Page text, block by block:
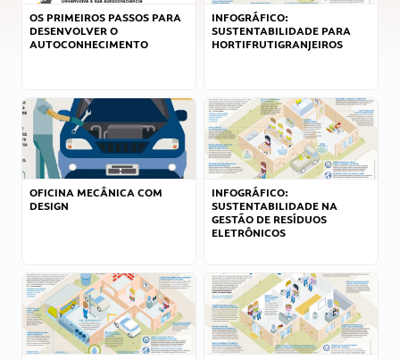
OS PRIMEIROS PASSOS PARA
DESENVOLVER O
AUTOCONHECIMENTO
INFOGRÁFICO:
SUSTENTABILIDADE PARA
HORTIFRUTIGRANJEIROS
OFICINA MECÂNICA COM
DESIGN
INFOGRÁFICO:
SUSTENTABILIDADE NA
GESTÃO DE RESÍDUOS
ELETRÔNICOS